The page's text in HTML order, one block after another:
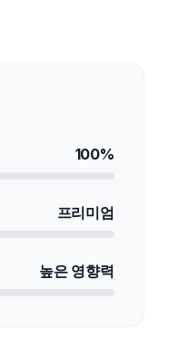
100%
프리미엄
높은 영향력